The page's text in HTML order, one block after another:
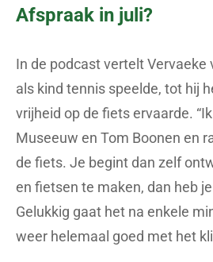
Afspraak in juli?
In de podcast vertelt Vervaeke
als kind tennis speelde, tot hij
vrijheid op de fiets ervaarde.
Museeuw en Tom Boonen en
de fiets. Je begint dan zelf
en fietsen te maken, dan heb
Gelukkig gaat het na enkele
weer helemaal goed met het